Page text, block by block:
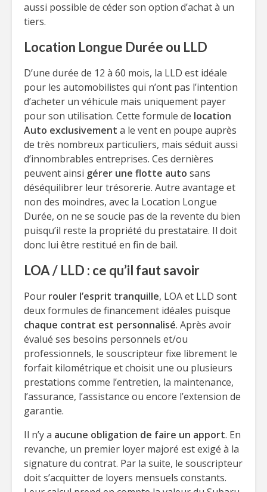
aussi possible de céder son option d’achat à un
tiers.
Location Longue Durée ou LLD
D’une durée de 12 à 60 mois, la LLD est idéale
pour les automobilistes qui n’ont pas l’intention
d’acheter un véhicule mais uniquement payer
pour son utilisation. Cette formule de location
Auto exclusivement a le vent en poupe auprès
de très nombreux particuliers, mais séduit aussi
d’innombrables entreprises. Ces dernières
peuvent ainsi gérer une flotte auto sans
déséquilibrer leur trésorerie. Autre avantage et
non des moindres, avec la Location Longue
Durée, on ne se soucie pas de la revente du bien
puisqu’il reste la propriété du prestataire. Il doit
donc lui être restitué en fin de bail.
LOA / LLD : ce qu’il faut savoir
Pour rouler l’esprit tranquille, LOA et LLD sont
deux formules de financement idéales puisque
chaque contrat est personnalisé. Après avoir
évalué ses besoins personnels et/ou
professionnels, le souscripteur fixe librement le
forfait kilométrique et choisit une ou plusieurs
prestations comme l’entretien, la maintenance,
l’assurance, l’assistance ou encore l’extension de
garantie.
Il n’y a aucune obligation de faire un apport. En
revanche, un premier loyer majoré est exigé à la
signature du contrat. Par la suite, le souscripteur
doit s’acquitter de loyers mensuels constants.